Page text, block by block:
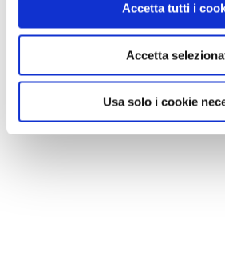
Accetta tutti i
Accetta
Usa solo i cookie
VEDI SU